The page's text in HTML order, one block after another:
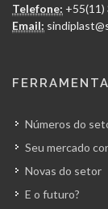
Telefone:
Email:
Números do
Seu mercado
Novas do setor
E o futuro?